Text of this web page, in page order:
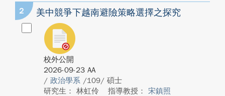
2 美中競爭下越南避險策略選擇之探究
校外公開
2026-09-23 AA
/ 政治學系 /109/ 碩士
研究生： 林虹伶
指導教授： 宋鎮照